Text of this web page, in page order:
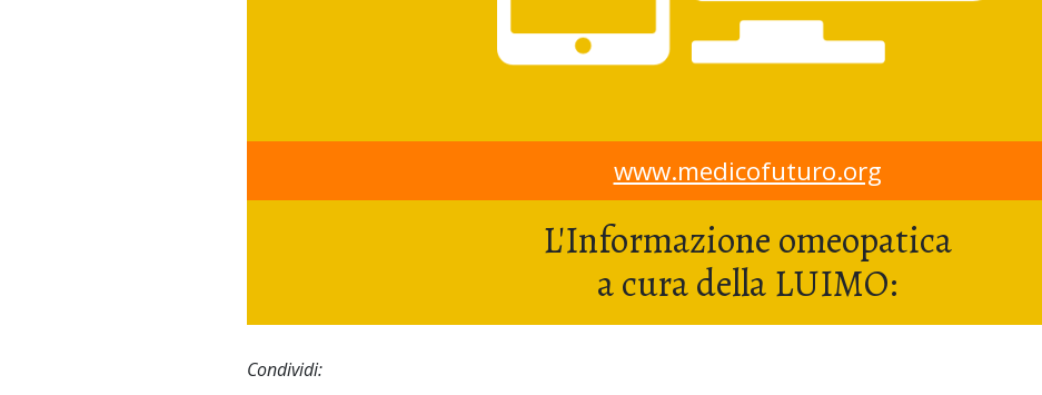
www.medicofuturo.org
L'Informazione omeopatica
a cura della LUIMO:
Condividi: